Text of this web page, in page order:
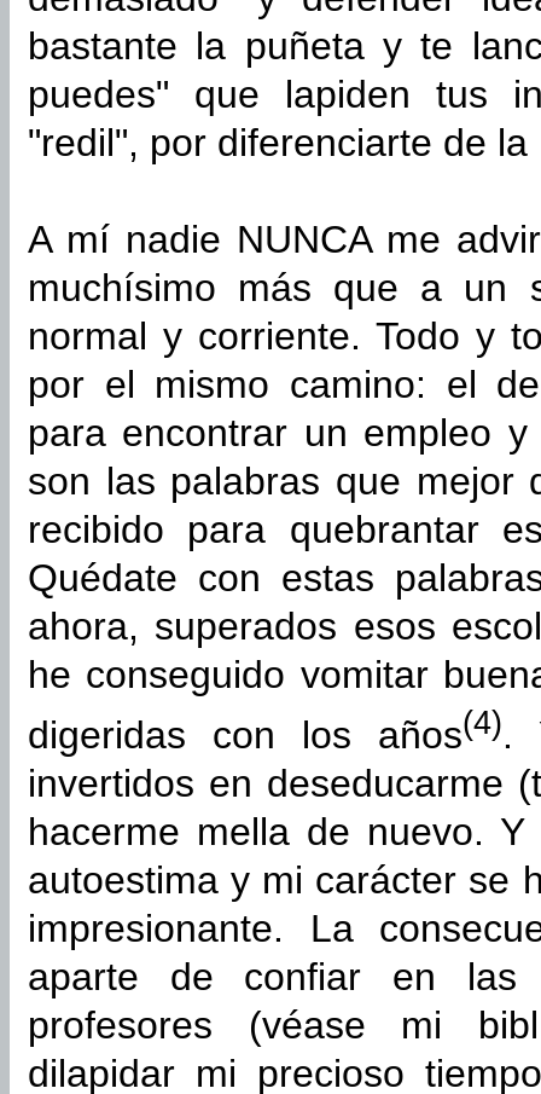
bastante la puñeta y te
puedes" que lapiden tus
"redil", por diferenciarte de
A mí nadie NUNCA me
muchísimo más que a un
normal y corriente. Todo y
por el mismo camino: el
para encontrar un empleo
son las palabras que mejor
recibido para quebrantar
Quédate con estas
ahora, superados esos
he conseguido vomitar
digeridas con los años(4).
invertidos en deseducarme
hacerme mella de nuevo.
autoestima y mi carácter se
impresionante. La
aparte de confiar en las
profesores (véase mi
dilapidar mi precioso